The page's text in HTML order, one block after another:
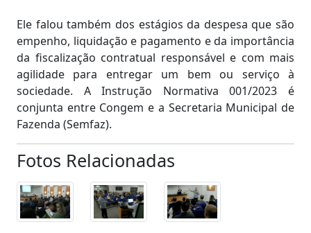
Ele falou também dos estágios da despesa que são
empenho, liquidação e pagamento e da importância
da fiscalização contratual responsável e com mais
agilidade para entregar um bem ou serviço à
sociedade. A Instrução Normativa 001/2023 é
conjunta entre Congem e a Secretaria Municipal de
Fazenda (Semfaz).
Fotos Relacionadas